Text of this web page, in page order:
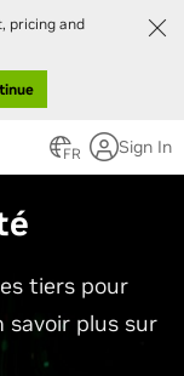
pricing and
FR Sign In
tiers pour
savoir plus sur